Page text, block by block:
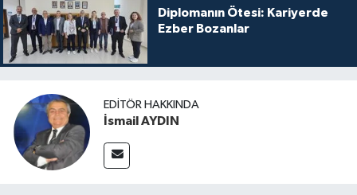
Diplomanın Ötesi: Kariyerde
Ezber Bozanlar
EDITÖR HAKKINDA
İsmail AYDIN